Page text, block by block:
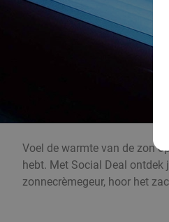
Voel de warmte van de zon
hebt. Met Social Deal ontdek
zonnecrèmegeur, hoor het